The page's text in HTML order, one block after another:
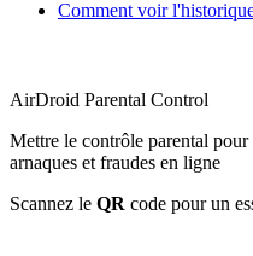
Comment voir
AirDroid Parental Control
Mettre le contrôle parental
arnaques et fraudes en ligne
Scannez le QR code pour un